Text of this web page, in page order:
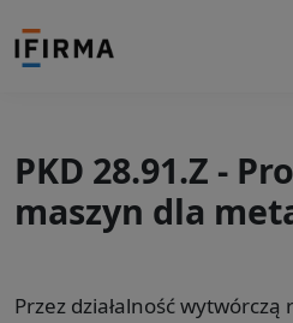
PKD 28.91.Z -
maszyn dla
Przez działalność